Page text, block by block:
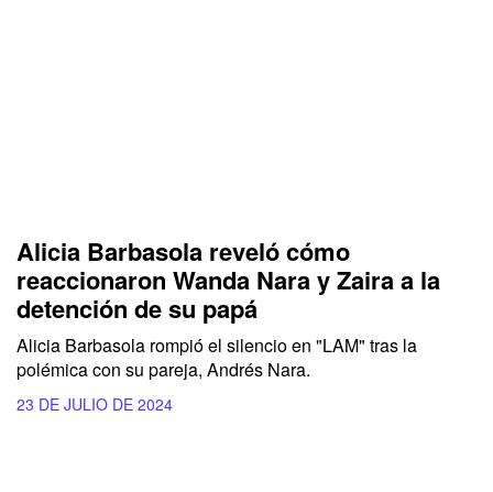
Alicia Barbasola reveló cómo
reaccionaron Wanda Nara y Zaira a la
detención de su papá
Alicia Barbasola rompió el silencio en "LAM" tras la
polémica con su pareja, Andrés Nara.
23 DE JULIO DE 2024